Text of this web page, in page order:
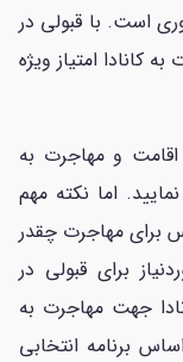
است. با قبولی در
کانادا امتیاز ویژه
اقامت و مهاجرت به
اما نکته مهم
برای مهاجرت چقدر
برای قبولی در
جهت مهاجرت به
برنامه انتخابی